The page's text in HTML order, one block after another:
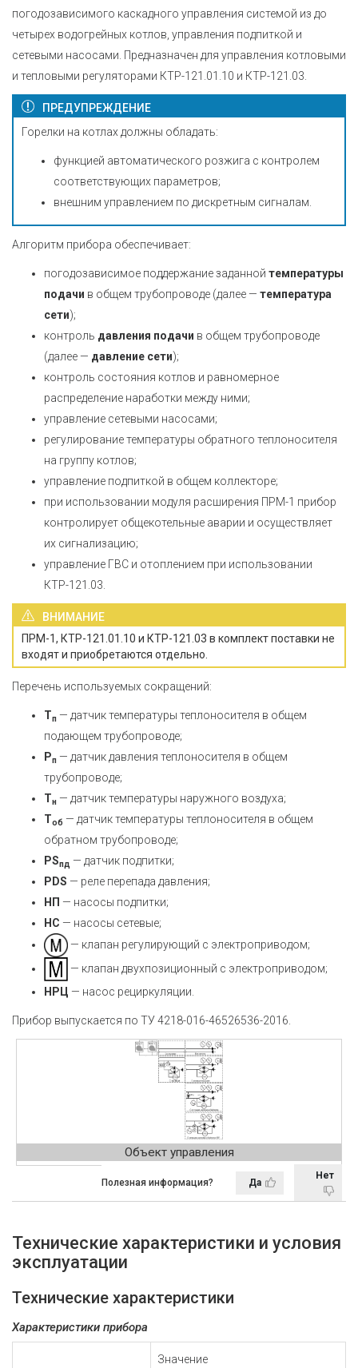
погодозависимого каскадного управления системой из до
четырех водогрейных котлов, управления подпиткой и
сетевыми насосами. Предназначен для управления котловыми
и тепловыми регуляторами КТР-121.01.10 и КТР-121.03.
ПРЕДУПРЕЖДЕНИЕ
Горелки на котлах должны обладать:
функцией автоматического розжига с контролем
соответствующих параметров;
внешним управлением по дискретным сигналам.
Алгоритм прибора обеспечивает:
погодозависимое поддержание заданной температуры
подачи в общем трубопроводе (далее — температура
сети);
контроль давления подачи в общем трубопроводе
(далее — давление сети);
контроль состояния котлов и равномерное
распределение наработки между ними;
управление сетевыми насосами;
регулирование температуры обратного теплоносителя
на группу котлов;
управление подпиткой в общем коллекторе;
при использовании модуля расширения ПРМ-1 прибор
контролирует общекотельные аварии и осуществляет
их сигнализацию;
управление ГВС и отоплением при использовании
КТР-121.03.
ВНИМАНИЕ
ПРМ-1, КТР-121.01.10 и КТР-121.03 в комплект поставки не
входят и приобретаются отдельно.
Перечень используемых сокращений:
Тп — датчик температуры теплоносителя в общем
подающем трубопроводе;
Рп — датчик давления теплоносителя в общем
трубопроводе;
Тн — датчик температуры наружного воздуха;
Тоб — датчик температуры теплоносителя в общем
обратном трубопроводе;
PSпд — датчик подпитки;
PDS — реле перепада давления;
НП — насосы подпитки;
НС — насосы сетевые;
— клапан регулирующий с электроприводом;
— клапан двухпозиционный с электроприводом;
НРЦ — насос рециркуляции.
Прибор выпускается по ТУ 4218-016-46526536-2016.
Объект управления
Полезная информация? Да
Нет
Технические характеристики и условия
эксплуатации
Технические характеристики
Характеристики прибора
Значение